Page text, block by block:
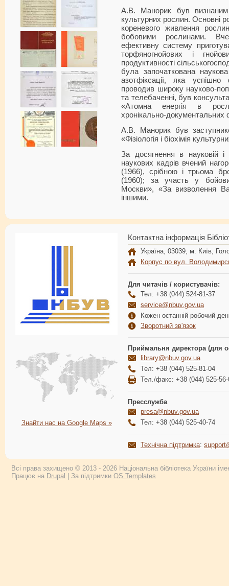
А.В. Манорик був визнаним
культурних рослин. Основні
кореневого живлення
бобовими рослинами.
ефективну систему
торфяногнойових і
продуктивності
була започаткована
азотфіксації, яка
проводив широку науково-
та телебаченні, був
«Атомна енергія в
хронікально-документальних
А.В. Манорик був
«Фізіологія і біохімія
За досягнення в науковій і
наукових кадрів вчений
(1966), срібною і трьома
(1960); за участь у
Москви», «За визволення
іншими.
Знайти нас на Google Maps »
Контактна інформація
Україна, 03039, м. Київ,
Корпус по вул.
Для читачів / користувачів:
Тел: +38 (044) 524-81-37
service@nbuv.gov.ua
Кожен останній робочий
Зворотний зв'язок
Приймальня директора (для
library@nbuv.gov.ua
Тел: +38 (044) 525-81-04
Тел./факс: +38 (044) 525-56-
Пресслужба
presa@nbuv.gov.ua
Тел: +38 (044) 525-40-74
Технічна підтримка:
Всі права захищено © 2013 - 2026 Національна бібліотека України
Працює на Drupal | За підтримки OS Templates